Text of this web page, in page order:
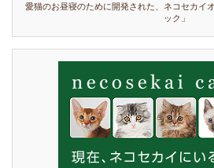
愛猫のお昼寝のために開発された、ネコセカイ
ック」